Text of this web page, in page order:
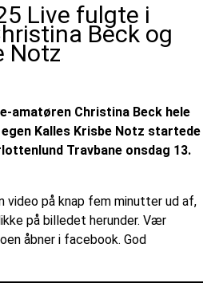
Live fulgte i
Beck og
Notz
amatøren Christina Beck hele
egen Kalles Krisbe Notz startede
Travbane onsdag 13.
video på knap fem minutter ud af,
på billedet herunder. Vær
åbner i facebook. God